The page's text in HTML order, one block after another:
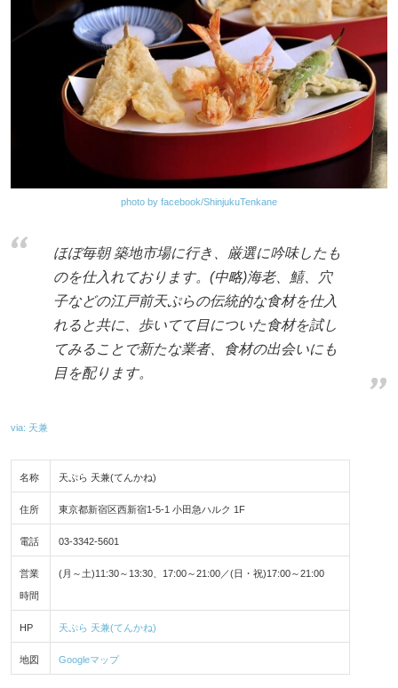
photo by facebook/ShinjukuTenkane
ほぼ毎朝 築地市場に行き、厳選に吟味したも
のを仕入れております。(中略)海老、鱚、穴
子などの江戸前天ぷらの伝統的な食材を仕入
れると共に、歩いてて目についた食材を試し
てみることで新たな業者、食材の出会いにも
目を配ります。
via: 天兼
名称 天ぷら 天兼(てんかね)
住所 東京都新宿区西新宿1-5-1 小田急ハルク 1F
電話 03-3342-5601
営業
時間
(月～土)11:30～13:30、17:00～21:00／(日・祝)17:00～21:00
HP 天ぷら 天兼(てんかね)
地図 Googleマップ